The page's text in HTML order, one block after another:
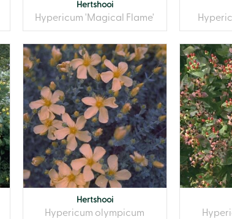
Hertshooi
Hypericum 'Magical Flame'
Hertshooi
Hypericum olympicum